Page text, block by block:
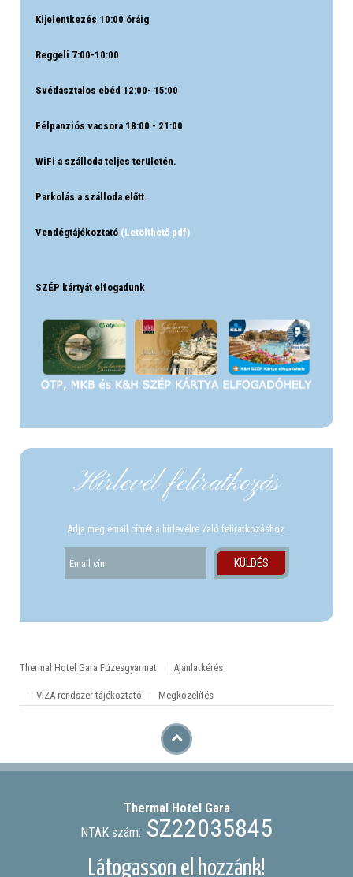
Kijelentkezés 10:00 óráig
Reggeli 7:00-10:00
Svédasztalos ebéd 12:00- 15:00
Félpanziós vacsora 18:00 - 21:00
WiFi a szálloda teljes területén.
Parkolás a szálloda előtt.
Vendégtájékoztató (Letölthető pdf)
SZÉP kártyát elfogadunk
Hírlevél felíratkozás
Adja meg email címét a hírlevélre való feliratkozáshoz.
Thermal Hotel Gara Füzesgyarmat Ajánlatkérés
VIZA rendszer tájékoztató Megközelítés
Thermal Hotel Gara
NTAK szám: SZ22035845
Látogasson el hozzánk!